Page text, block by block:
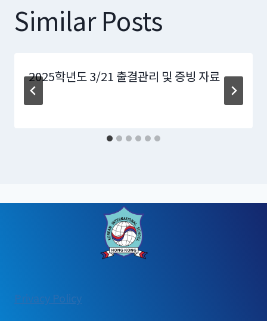
Similar Posts
2025학년도 3/21 출결관리 및 증빙 자료
Privacy Policy: